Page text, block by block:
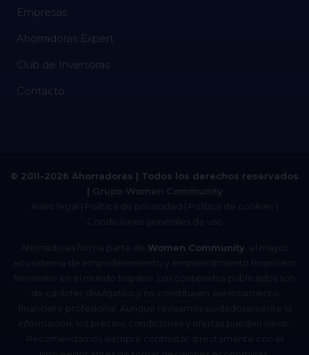
Empresas
Ahorradoras Expert
Club de Inversoras
Contacto
© 2011-2026 Ahorradoras | Todos los derechos reservados
| Grupo Women Community
Aviso legal
Política de privacidad Política de cookies
Condiciones generales de uso
Ahorradoras forma parte de Women Community , el mayor
ecosistema de empoderamiento y emprendimiento financiero
femenino en el mundo hispano. Los contenidos publicados son
de carácter divulgativo y no constituyen asesoramiento
financiero profesional. Aunque revisamos cuidadosamente la
información, los precios, condiciones y ofertas pueden variar.
Recomendamos siempre contrastar directamente con el